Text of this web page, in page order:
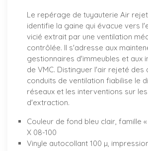
Le repérage de tuyauterie Air
identifie la gaine qui évacue vers
vicié extrait par une ventilation
contrôlée. Il s'adresse aux
gestionnaires d'immeubles et aux
de VMC. Distinguer l'air rejeté des
conduits de ventilation fiabilise le
réseaux et les interventions sur
d'extraction.
Couleur de fond bleu clair, famille
X 08-100
Vinyle autocollant 100 µ,